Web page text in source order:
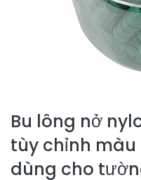
Bu lông nở
tùy chỉnh màu
dùng cho